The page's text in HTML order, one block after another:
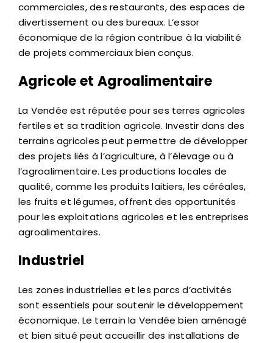
commerciales, des restaurants, des espaces de
divertissement ou des bureaux. L’essor
économique de la région contribue à la viabilité
de projets commerciaux bien conçus.
Agricole et Agroalimentaire
La Vendée est réputée pour ses terres agricoles
fertiles et sa tradition agricole. Investir dans des
terrains agricoles peut permettre de développer
des projets liés à l’agriculture, à l’élevage ou à
l’agroalimentaire. Les productions locales de
qualité, comme les produits laitiers, les céréales,
les fruits et légumes, offrent des opportunités
pour les exploitations agricoles et les entreprises
agroalimentaires.
Industriel
Les zones industrielles et les parcs d’activités
sont essentiels pour soutenir le développement
économique. Le terrain la Vendée bien aménagé
et bien situé peut accueillir des installations de